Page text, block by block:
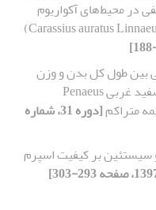
در محیط‌های آکواریوم
بین طول کل بدن و وزن
بدن و ضریب چاقی در میگوی ماده پاسفید غربی Penaeus
[دوره 31، شماره
و سیستئین بر کیفیت اسپرم